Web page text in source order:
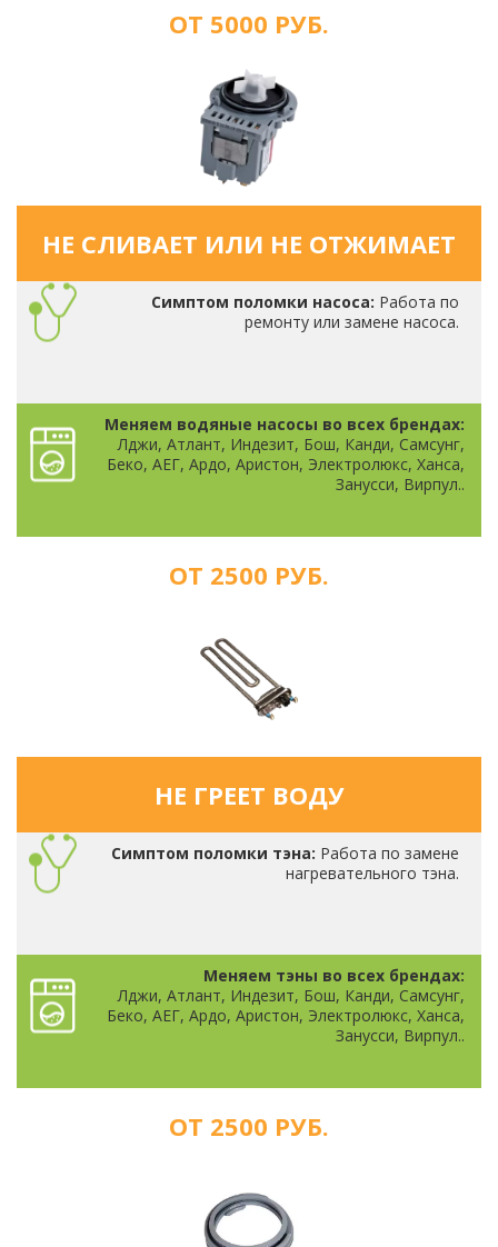
ОТ 5000 РУБ.
НЕ СЛИВАЕТ ИЛИ НЕ ОТЖИМАЕТ
Симптом поломки насоса: Работа по
ремонту или замене насоса.
Меняем водяные насосы во всех брендах:
Лджи, Атлант, Индезит, Бош, Канди, Самсунг,
Беко, АЕГ, Ардо, Аристон, Электролюкс, Ханса,
Занусси, Вирпул..
ОТ 2500 РУБ.
НЕ ГРЕЕТ ВОДУ
Симптом поломки тэна: Работа по замене
нагревательного тэна.
Меняем тэны во всех брендах:
Лджи, Атлант, Индезит, Бош, Канди, Самсунг,
Беко, АЕГ, Ардо, Аристон, Электролюкс, Ханса,
Занусси, Вирпул..
ОТ 2500 РУБ.